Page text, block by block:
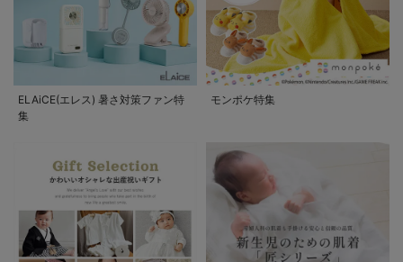
ELAiCE(エレス) 暑さ対策ファン特
集
モンポケ特集